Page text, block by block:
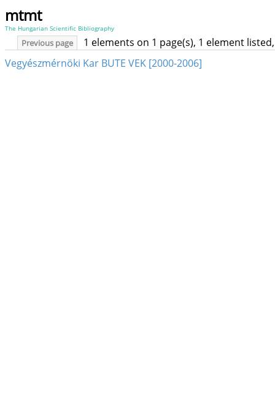
mtmt
The Hungarian Scientific Bibliography
Previous page
1 elements on 1 page(s), 1 element
Vegyészmérnöki Kar BUTE VEK [2000-2006]